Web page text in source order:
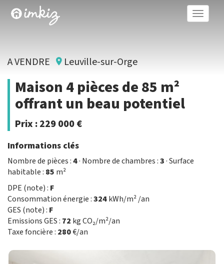
Toggle
A VENDRE Leuville-sur-Orge
Maison 4 pièces de 85 m²
offrant un beau potentiel
Prix :229 000 €
Informations clés
Nombre de pièces :4· Nombre de chambres :3· Surface
habitable : 85 m²
DPE (note) : F
Consommation énergie :324kWh/m² /an
GES (note) : F
Emissions GES : 72 kg CO₂/m²/an
Taxe foncière : 280€/an